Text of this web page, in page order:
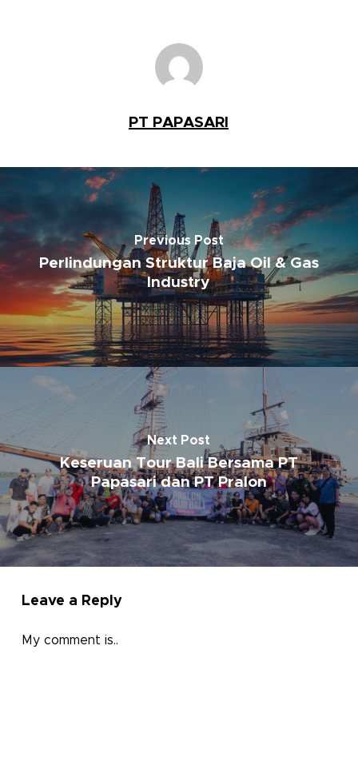
PT PAPASARI
Previous Post
Perlindungan Struktur Baja Oil & Gas
Industry
Next Post
Keseruan Tour Bali Bersama PT
Papasari dan PT Pralon
Leave a Reply
My comment is..